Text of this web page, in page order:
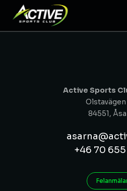
Active Sports
84551,
+46 70 655